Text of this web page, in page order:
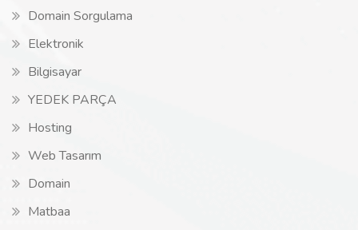
Domain Sorgulama
Elektronik
Bilgisayar
YEDEK PARÇA
Hosting
Web Tasarım
Domain
Matbaa